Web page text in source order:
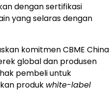
dengan sertifikasi
yang selaras dengan
komitmen CBME China
global dan produsen
pembeli untuk
produk white-label